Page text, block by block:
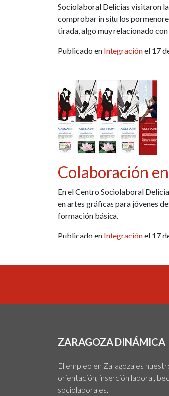
Sociolaboral Delicias visitaron
comprobar in situ los
tirada, algo muy relacionado
Publicado en Integraciónel 17
Colaboración
En el Centro Sociolaboral
en artes gráficas para jóvenes
formación básica.
Publicado en Integraciónel 17
ZARAGOZA DINÁMICA
El empleo en Zaragoza es
orientación, inserción laboral,
sociolaborales.